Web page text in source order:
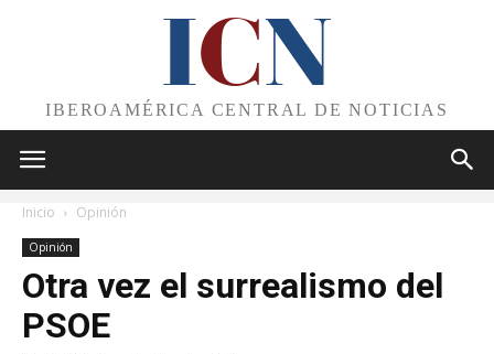
ICN
IBEROAMÉRICA CENTRAL DE NOTICIAS
Inicio Opinión
Opinión
Otra vez el surrealismo del
PSOE